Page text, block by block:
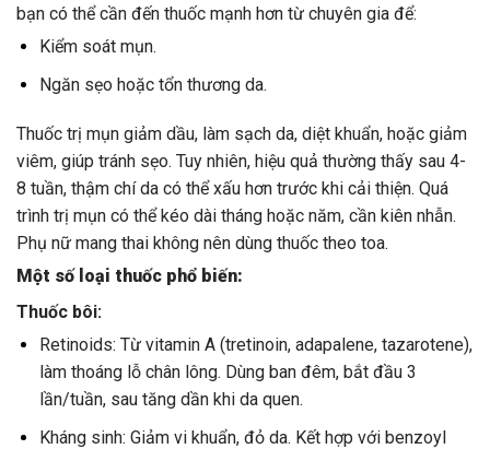
bạn có thể cần đến thuốc mạnh hơn từ chuyên gia để:
Kiểm soát mụn.
Ngăn sẹo hoặc tổn thương da.
Thuốc trị mụn giảm dầu, làm sạch da, diệt khuẩn, hoặc giảm
viêm, giúp tránh sẹo. Tuy nhiên, hiệu quả thường thấy sau 4-
8 tuần, thậm chí da có thể xấu hơn trước khi cải thiện. Quá
trình trị mụn có thể kéo dài tháng hoặc năm, cần kiên nhẫn.
Phụ nữ mang thai không nên dùng thuốc theo toa.
Một số loại thuốc phổ biến:
Thuốc bôi:
Retinoids: Từ vitamin A (tretinoin, adapalene, tazarotene),
làm thoáng lỗ chân lông. Dùng ban đêm, bắt đầu 3
lần/tuần, sau tăng dần khi da quen.
Kháng sinh: Giảm vi khuẩn, đỏ da. Kết hợp với benzoyl